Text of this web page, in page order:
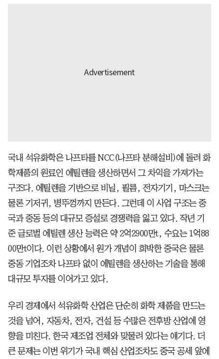
국내 석유화학은 나프타를 NCC(나프타 분해설비)에 돌려 화
학제품의 원료인 에틸렌을 생산하면서 그 차익을 가져가는
구조다. 에틸렌을 기반으로 비닐, 필름, 전자기기, 마스크는
물론 기저귀, 병뚜껑까지 만든다. 그런데 이 사업 구조는 중
국과 중동 등의 대규모 증설로 경쟁력을 잃고 있다. 작년 기
준 글로벌 에틸렌 생산 능력은 약 2억2900만t, 수요는 1억88
00만t이다. 이런 상황에서 원가 개념이 희박한 중국은 물론
중동 기업조차 나프타 없이 에틸렌을 생산하는 기술을 통해
대규모 투자를 이어가고 있다.
우리 경제에서 석유화학 산업은 단순히 화학 제품을 만드는
것을 넘어, 자동차, 전자, 건설 등 수많은 전후방 산업에 영
향을 미친다. 한국 제조업 전체와 맞물려 있다는 얘기다. 더
큰 문제는 이번 위기가 국내 핵심 산업조차도 중국 공세 앞에